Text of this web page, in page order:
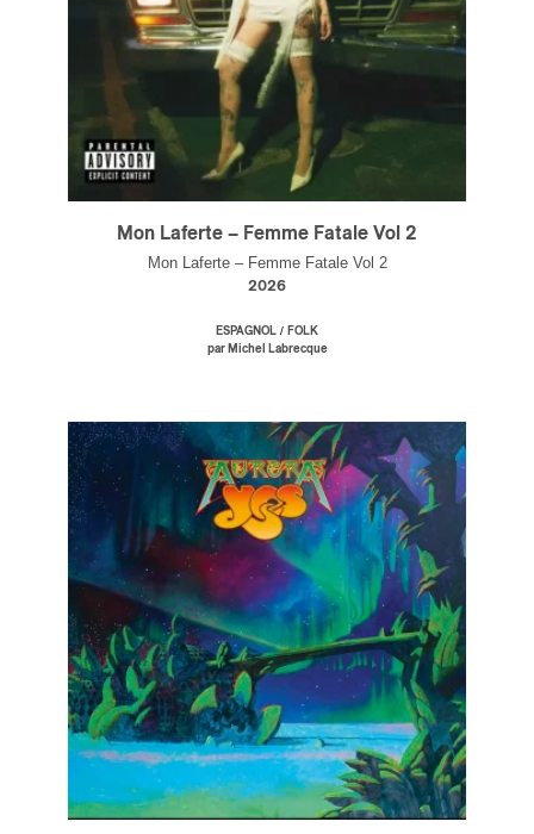
Mon Laferte – Femme Fatale Vol 2
Mon Laferte – Femme Fatale Vol 2
2026
ESPAGNOL / FOLK
par Michel Labrecque